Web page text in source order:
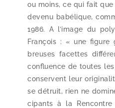
ou moins, ce qui fait
deve­nu babé­lique,
1986. A l’image du
François : « une
breuses facettes
confluence de toutes
conservent leur
se détruit, rien ne
ci­pants à la